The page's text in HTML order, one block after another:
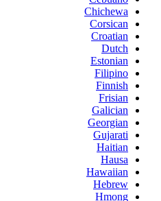
Chichewa
Corsican
Croatian
Dutch
Estonian
Filipino
Finnish
Frisian
Galician
Georgian
Gujarati
Haitian
Hausa
Hawaiian
Hebrew
Hmong